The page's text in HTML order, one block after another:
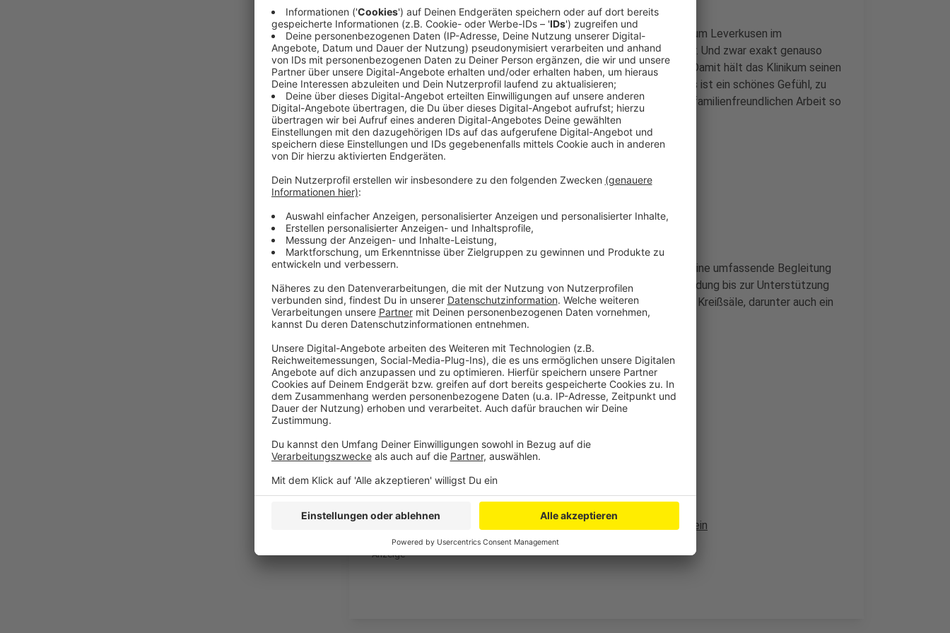
Trotz bundesweit zurückgehender Geburtenrate wurden im Klinikum Leverkusen im
vergangenen Jahr genauso viele Babys geboren, wie im Jahr zuvor. Und zwar exakt genauso
viele. 2.178 Neugeborene haben hier das Licht der Welt erblickt. Damit hält das Klinikum seinen
Geburtenrekord, den es seit dem Jahr 2020 jedes Jahr knackt. „Es ist ein schönes Gefühl, zu
sehen, dass wir mit unserer hochprofessionellen und gleichzeitig familienfreundlichen Arbeit so
erfolgreich sind“, heißt es von der leitenden Hebamme.
Anzeige
Anzeige
Das Klinikum Leverkusen bietet in seinem Mutter-Kind-Zentrum eine umfassende Begleitung
der werdenden Eltern – von der Schwangerschaft über die Entbindung bis zur Unterstützung
nach der Geburt. Für Entbindungen hat das Klinikum fünf moderne Kreißsäle, darunter auch ein
Bayer 04-Kreißsaal.
Anzeige
Weitere Meldungen aus Leverkusen
Mehrere Unfälle auf Leverkusener Autobahnen
Frauenring lädt Bundestagskandidierende zur Podiumsdiskussion ein
Anzeige